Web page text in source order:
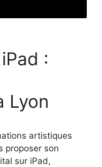
:
Lyon
artistiques
proposer son
sur iPad,